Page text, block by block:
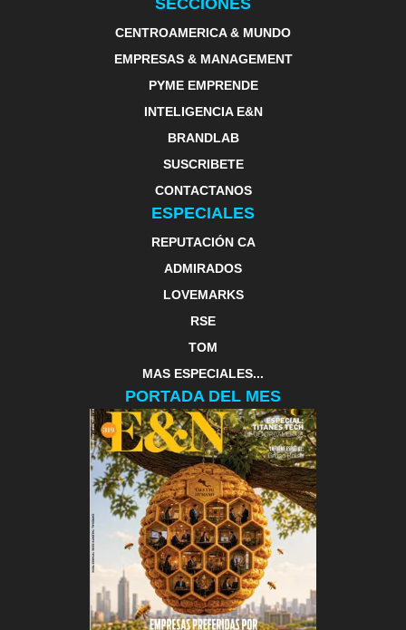
CENTROAMERICA & MUNDO
EMPRESAS & MANAGEMENT
PYME EMPRENDE
INTELIGENCIA E&N
BRANDLAB
SUSCRIBETE
CONTACTANOS
ESPECIALES
REPUTACIÓN CA
ADMIRADOS
LOVEMARKS
RSE
TOM
MAS ESPECIALES...
PORTADA DEL MES